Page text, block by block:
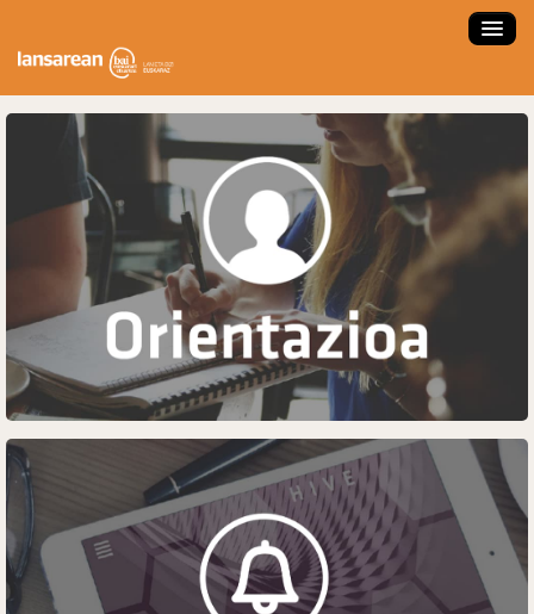
ZER DA LANSAREAN?
ESKAINTZAK
LANBIDE ORIENTAZIOA
FORMAKUNTZA IKASTAROAK
LAN ESKAINTZA SARTU
LAN PRAKTIKAK
ENPRESA NAIZ
HAUTAGAIA NAIZ
NOLA ERABILI?
ENPLEGATZE AGENTZIA